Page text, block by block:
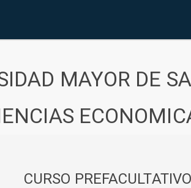
MAYOR DE
CURSO PREFACULTATIVO